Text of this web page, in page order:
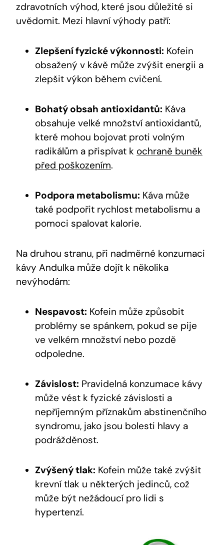
zdravotních výhod, které jsou důležité si
uvědomit. Mezi hlavní výhody patří:
Zlepšení fyzické výkonnosti: Kofein
obsažený v kávě může zvýšit energii a
zlepšit výkon během cvičení.
Bohatý obsah antioxidantů: Káva
obsahuje velké množství antioxidantů,
které mohou bojovat proti volným
radikálům a přispívat k ochraně buněk
před poškozením.
Podpora metabolismu: Káva může
také podpořit rychlost metabolismu a
pomoci spalovat kalorie.
Na druhou stranu, při nadměrné konzumaci
kávy Andulka může dojít k několika
nevýhodám:
Nespavost: Kofein může způsobit
problémy se spánkem, pokud se pije
ve velkém množství nebo pozdě
odpoledne.
Závislost: Pravidelná konzumace kávy
může vést k fyzické závislosti a
nepříjemným příznakům abstinenčního
syndromu, jako jsou bolesti hlavy a
podrážděnost.
Zvýšený tlak: Kofein může také zvýšit
krevní tlak u některých jedinců, což
může být nežádoucí pro lidi s
hypertenzí.